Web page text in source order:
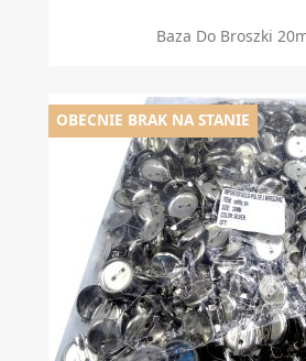
Baza Do Broszki
OBECNIE BRAK NA STANIE